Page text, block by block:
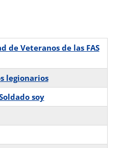
de Veteranos de las FAS
legionarios
soy